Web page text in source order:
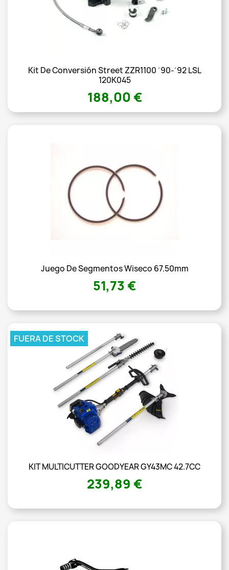
Kit De Conversión Street ZZR1100 ´90-´92 LSL
120K045
188,00 €
Juego De Segmentos Wiseco 67.50mm
51,73 €
KIT MULTICUTTER GOODYEAR GY43MC 42.7CC
239,89 €
FUERA DE STOCK